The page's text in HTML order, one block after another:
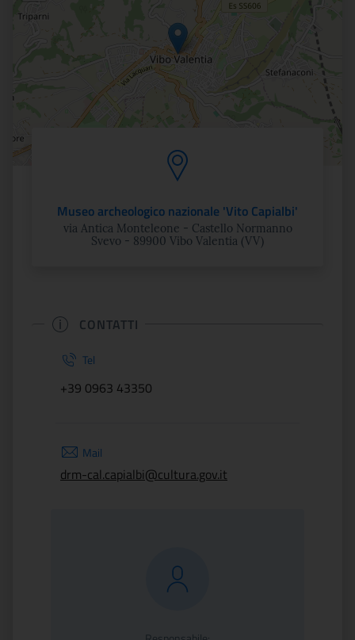
Museo archeologico nazionale 'Vito Capialbi'
via Antica Monteleone - Castello Normanno
Svevo - 89900 Vibo Valentia (VV)
CONTATTI
Tel
+39 0963 43350
Mail
drm-cal.capialbi@cultura.gov.it